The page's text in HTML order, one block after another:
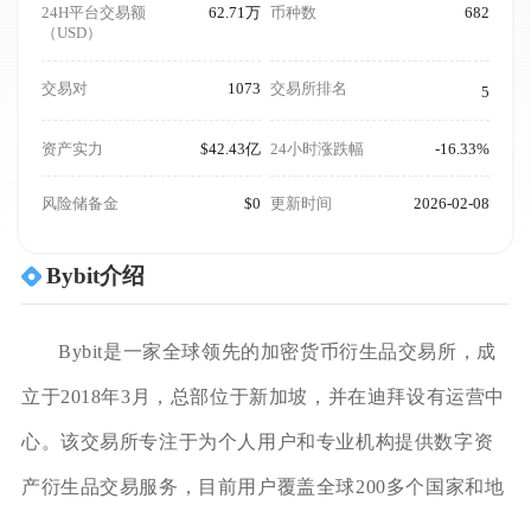
24H平台交易额
（USD）
62.71万 币种数 682
交易对 1073 交易所排名 5
资产实力 $42.43亿 24小时涨跌幅 -16.33%
风险储备金 $0 更新时间 2026-02-08
Bybit介绍
Bybit是一家全球领先的加密货币衍生品交易所，成
立于2018年3月，总部位于新加坡，并在迪拜设有运营中
心。该交易所专注于为个人用户和专业机构提供数字资
产衍生品交易服务，目前用户覆盖全球200多个国家和地